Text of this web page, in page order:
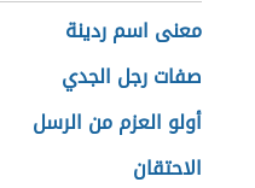
معنى اسم ردينة
صفات رجل الجدي
أولو العزم من الرسل
الاحتقان